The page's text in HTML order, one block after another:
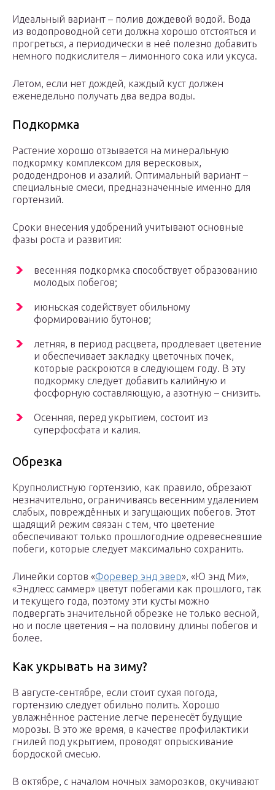
Идеальный вариант – полив дождевой водой. Вода
из водопроводной сети должна хорошо отстояться и
прогреться, а периодически в неё полезно добавить
немного подкислителя – лимонного сока или уксуса.
Летом, если нет дождей, каждый куст должен
еженедельно получать два ведра воды.
Подкормка
Растение хорошо отзывается на минеральную
подкормку комплексом для вересковых,
рододендронов и азалий. Оптимальный вариант –
специальные смеси, предназначенные именно для
гортензий.
Сроки внесения удобрений учитывают основные
фазы роста и развития:
весенняя подкормка способствует образованию
молодых побегов;
июньская содействует обильному
формированию бутонов;
летняя, в период расцвета, продлевает цветение
и обеспечивает закладку цветочных почек,
которые раскроются в следующем году. В эту
подкормку следует добавить калийную и
фосфорную составляющую, а азотную – снизить.
Осенняя, перед укрытием, состоит из
суперфосфата и калия.
Обрезка
Крупнолистную гортензию, как правило, обрезают
незначительно, ограничиваясь весенним удалением
слабых, повреждённых и загущающих побегов. Этот
щадящий режим связан с тем, что цветение
обеспечивают только прошлогодние одревесневшие
побеги, которые следует максимально сохранить.
Линейки сортов «Форевер энд эвер», «Ю энд Ми»,
«Эндлесс саммер» цветут побегами как прошлого, так
и текущего года, поэтому эти кусты можно
подвергать значительной обрезке не только весной,
но и после цветения – на половину длины побегов и
более.
Как укрывать на зиму?
В августе-сентябре, если стоит сухая погода,
гортензию следует обильно полить. Хорошо
увлажнённое растение легче перенесёт будущие
морозы. В это же время, в качестве профилактики
гнилей под укрытием, проводят опрыскивание
бордоской смесью.
В октябре, с началом ночных заморозков, окучивают